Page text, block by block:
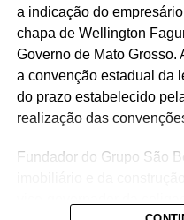
a indicação do
chapa de Wellington
Governo de Mato Grosso.
a convenção estadual da
do prazo estabelecido
realização das
Fundador do Grupo São